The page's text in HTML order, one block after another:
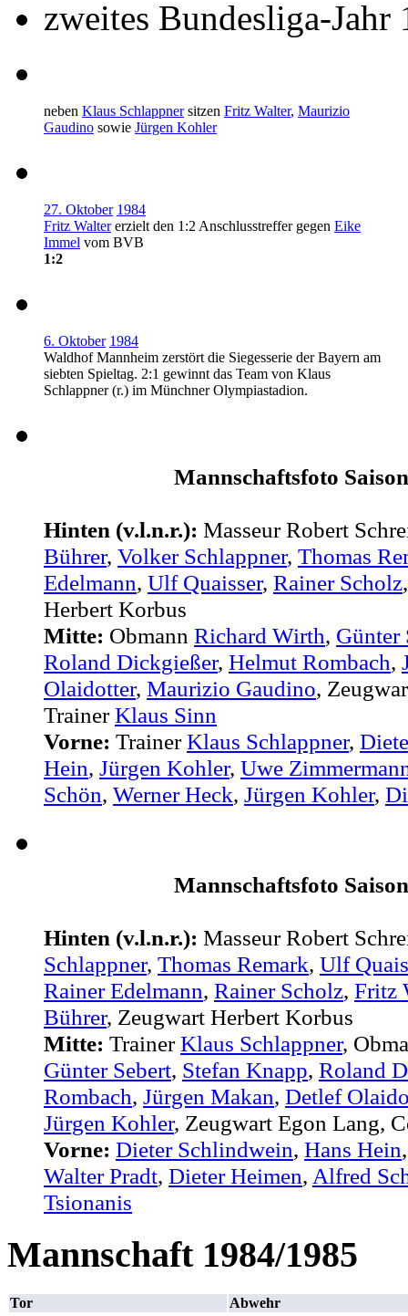
zweites Bundesliga-Jahr
neben Klaus Schlappnersitzen Fritz Walter, Maurizio
Gaudino sowie Jürgen Kohler
27. Oktober 1984
Fritz Waltererzielt den 1:2 Anschlusstreffer gegen Eike
Immel vom BVB
1:2
6. Oktober 1984
Waldhof Mannheim zerstört die Siegesserie der Bayern am
siebten Spieltag. 2:1 gewinnt das Team von Klaus
Schlappner (r.) im Münchner Olympiastadion.
Mannschaftsfoto
Hinten (v.l.n.r.): Masseur Robert
Bührer, Volker Schlappner, Thomas
Edelmann, Ulf Quaisser, Rainer Scholz
Herbert Korbus
Mitte: Obmann Richard Wirth, Günter
Roland Dickgießer, Helmut Rombach,
Olaidotter, Maurizio Gaudino,
TrainerKlaus Sinn
Vorne: TrainerKlaus Schlappner,
Hein, Jürgen Kohler, Uwe
Schön, Werner Heck, Jürgen Kohler,
Mannschaftsfoto
Hinten (v.l.n.r.): Masseur Robert
Schlappner, Thomas Remark, Ulf
Rainer Edelmann, Rainer Scholz, Fritz
Bührer, Zeugwart Herbert Korbus
Mitte: TrainerKlaus Schlappner,
Günter Sebert, Stefan Knapp, Roland
Rombach, Jürgen Makan, Detlef
Jürgen Kohler, Zeugwart Egon Lang,
Vorne: Dieter Schlindwein, Hans Hein
Walter Pradt, Dieter Heimen, Alfred
Tsionanis
Mannschaft 1984/1985
Tor Abwehr